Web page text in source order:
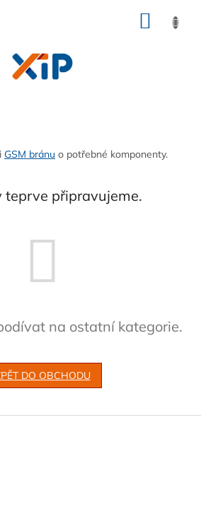
GSM bránu o potřebné komponenty.
teprve připravujeme.
na ostatní kategorie.
DO OBCHODU